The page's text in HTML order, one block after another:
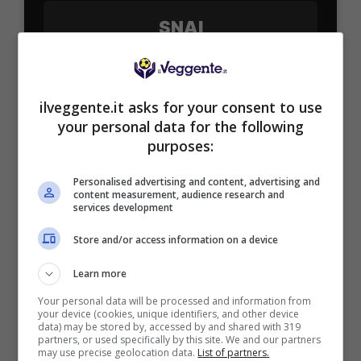
SNAI
Bonus Benvenuto Sport: fino a 1.000€
1000€
Mostra Informazioni
PlanetWin365
BONUS PLANETWIN365: FINO A 2050€
Planetwin365: 2050€ per sport e scommesse
Iscrivendoti a PlanetWin365 ricevi: 100% fino a 2000€
ilveggente.it asks for your consent to use
your personal data for the following
purposes:
Personalised advertising and content, advertising and
content measurement, audience research and
services development
Store and/or access information on a device
Learn more
Your personal data will be processed and information from
your device (cookies, unique identifiers, and other device
data) may be stored by, accessed by and shared with 319
partners, or used specifically by this site. We and our partners
may use precise geolocation data. List of partners.